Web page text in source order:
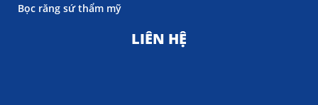
Bọc răng sứ thẩm mỹ
LIÊN HỆ